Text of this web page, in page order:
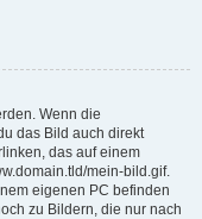
Wenn die
das Bild auch direkt
das auf einem
mein-bild.gif.
eigenen PC befinden
zu Bildern, die nur nach